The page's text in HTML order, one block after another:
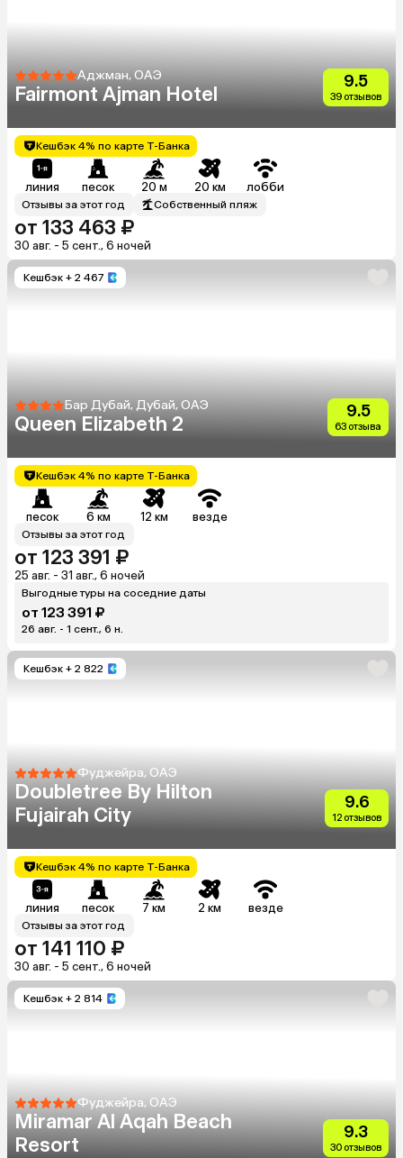
Аджман, ОАЭ
Fairmont Ajman Hotel
9.5
39 отзывов
Кешбэк 4% по карте Т-Банка
линия песок 20 м 20 км лобби
Отзывы за этот год Собственный пляж
от 133 463 ₽
30 авг. - 5 сент., 6 ночей
Кешбэк + 2 467
Бар Дубай, Дубай, ОАЭ
Queen Elizabeth 2
9.5
63 отзыва
Кешбэк 4% по карте Т-Банка
песок 6 км 12 км везде
Отзывы за этот год
от 123 391 ₽
25 авг. - 31 авг., 6 ночей
Выгодные туры на соседние даты
от 123 391 ₽
26 авг. - 1 сент., 6 н.
Кешбэк + 2 822
Фуджейра, ОАЭ
Doubletree By Hilton
Fujairah City
9.6
12 отзывов
Кешбэк 4% по карте Т-Банка
линия песок 7 км 2 км везде
Отзывы за этот год
от 141 110 ₽
30 авг. - 5 сент., 6 ночей
Кешбэк + 2 814
Фуджейра, ОАЭ
Miramar Al Aqah Beach
Resort
9.3
30 отзывов